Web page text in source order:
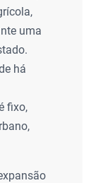
uma
há
fixo,